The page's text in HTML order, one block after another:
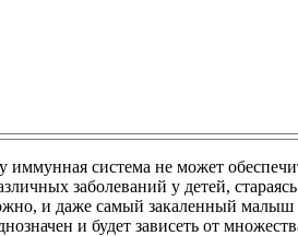
система не может
заболеваний у детей,
и даже самый закаленный малыш
и будет зависеть от